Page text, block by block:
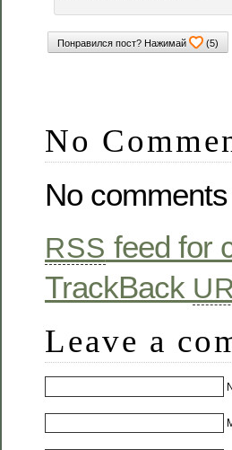
Понравился пост? Нажимай (5)
No
No
RSS feed for
TrackBack
Leave a